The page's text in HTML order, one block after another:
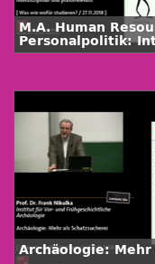
M.A. Human
Personalpolitik:
praxisrelevant
Archäologie: Mehr